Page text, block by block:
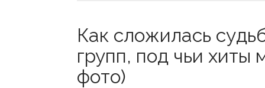
Как сложилась
групп, под чьи хиты
фото)